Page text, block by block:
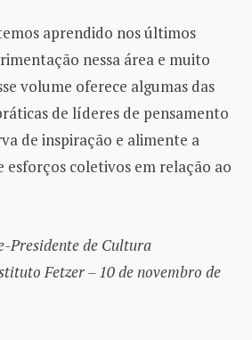
aprendido nos últimos
nessa área e muito
volume oferece algumas das
de líderes de pensamento
de inspiração e alimente a
esforços coletivos em relação ao
Presidente de Cultura
Fetzer – 10 de novembro de